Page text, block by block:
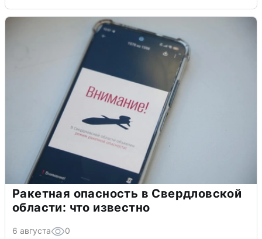
Ракетная опасность в Свердловской
области: что известно
6 августа 0